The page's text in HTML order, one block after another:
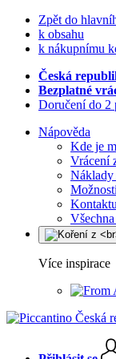
Zpět do
k obsahu
k nákupnímu
Česká
Bezplatné
Doručení do 2
Nápověda
Kde je
Vrácení
Náklady
Všechna
Více inspirace